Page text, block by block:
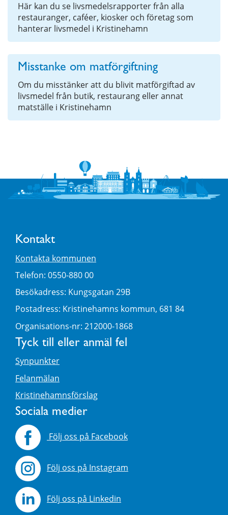
Här kan du se livsmedelsrapporter från alla
restauranger, caféer, kiosker och företag som
hanterar livsmedel i Kristinehamn
Misstanke om matförgiftning
Om du misstänker att du blivit matförgiftad av
livsmedel från butik, restaurang eller annat
matställe i Kristinehamn
Kontakt
Kontakta kommunen
Telefon: 0550-880 00
Besökadress: Kungsgatan 29B
Postadress: Kristinehamns kommun, 681 84
Organisations-nr: 212000-1868
Tyck till eller anmäl fel
Synpunkter
Felanmälan
Kristinehamnsförslag
Sociala medier
Följ oss på Facebook
Följ oss på Instagram
Följ oss på Linkedin